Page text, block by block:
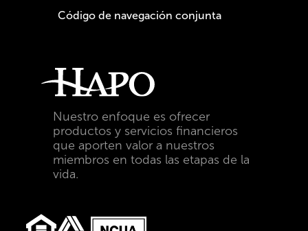
Nuestro enfoque es ofrecer
productos y servicios financieros
que aporten valor a nuestros
miembros en todas las etapas de la
vida.
Código de navegación conjunta